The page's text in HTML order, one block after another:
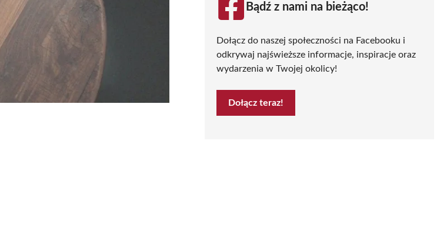
Bądź z nami na bieżąco!
Dołącz do naszej społeczności na Facebooku i
odkrywaj najświeższe informacje, inspiracje oraz
wydarzenia w Twojej okolicy!
Dołącz teraz!